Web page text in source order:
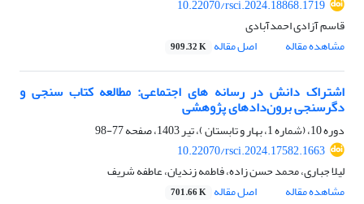
10.22070/rsci.2024.18868.1719
قاسم آزادی احمدآبادی
مشاهده مقاله
اصل مقاله 909.32 K
اشتراک دانش در رسانه های اجتماعی: مطالعه کتاب سنجی و
دگرسنجی برون‌دادهای پژوهشی
دوره 10، (شماره 1، بهار و تابستان )، تیر 1403، صفحه
77-98
10.22070/rsci.2024.17582.1663
لیلا جباری، محمد حسن زاده، فاطمه زندیان، عاطفه شریف
مشاهده مقاله
اصل مقاله 701.66 K